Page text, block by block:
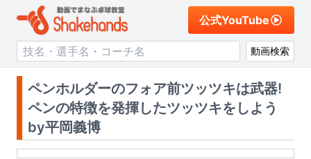
公式YouTube
動画検索
ペンホルダーのフォア前ツッツキは武器!
ペンの特徴を発揮したツッツキをしよう
by平岡義博